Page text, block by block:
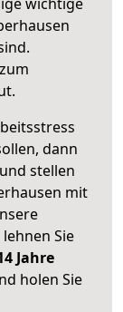
dann
stellen
mit
Sie
Jahre
holen Sie